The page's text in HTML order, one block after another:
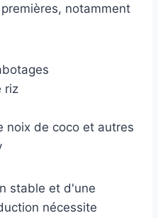
notamment
riz
noix de coco et autres
stable et d'une
nécessite